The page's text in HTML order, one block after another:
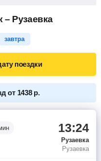
– Рузаевка
завтра
поездки
от 1438 р.
13:24
Рузаевка
Рузаевка